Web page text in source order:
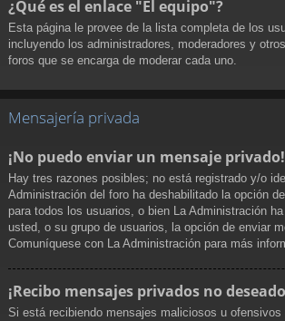
¿Qué es el enlace "El equipo"?
Esta página le provee de la lista completa de los
incluyendo los administradores, moderadores y
foros que se encarga de moderar cada uno.
Mensajería privada
¡No puedo enviar un mensaje privado!
Hay tres razones posibles; no está registrado y/o
Administración del foro ha deshabilitado la opción
para todos los usuarios, o bien La Administración
usted, o su grupo de usuarios, la opción de enviar
Comuníquese con La Administración para más
¡Recibo mensajes privados no
Si está recibiendo mensajes maliciosos u ofensivos